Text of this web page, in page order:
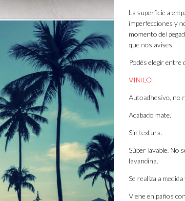
La superficie a
imperfecciones y
momento del
que nos avises.
Podés elegir entre
VINILO
Autoadhesivo, no
Acabado mate.
Sin textura.
Súper lavable. No
lavandina.
Se realiza a
Viene en paños